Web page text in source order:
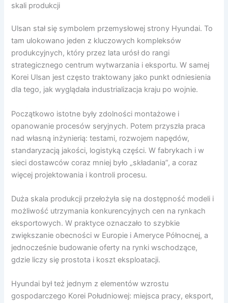
skali produkcji
Ulsan stał się symbolem przemysłowej strony Hyundai. To
tam ulokowano jeden z kluczowych kompleksów
produkcyjnych, który przez lata urósł do rangi
strategicznego centrum wytwarzania i eksportu. W samej
Korei Ulsan jest często traktowany jako punkt odniesienia
dla tego, jak wyglądała industrializacja kraju po wojnie.
Początkowo istotne były zdolności montażowe i
opanowanie procesów seryjnych. Potem przyszła praca
nad własną inżynierią: testami, rozwojem napędów,
standaryzacją jakości, logistyką części. W fabrykach i w
sieci dostawców coraz mniej było „składania”, a coraz
więcej projektowania i kontroli procesu.
Duża skala produkcji przełożyła się na dostępność modeli i
możliwość utrzymania konkurencyjnych cen na rynkach
eksportowych. W praktyce oznaczało to szybkie
zwiększanie obecności w Europie i Ameryce Północnej, a
jednocześnie budowanie oferty na rynki wschodzące,
gdzie liczy się prostota i koszt eksploatacji.
Hyundai był też jednym z elementów wzrostu
gospodarczego Korei Południowej: miejsca pracy, eksport,